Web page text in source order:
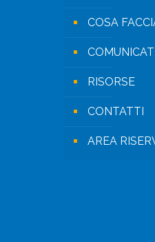
COSA
RISORSE
CONTATTI
AREA